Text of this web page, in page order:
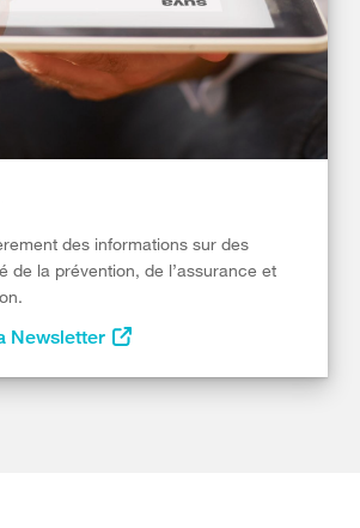
des informations sur des
de la prévention, de l’assurance et
Newsletter